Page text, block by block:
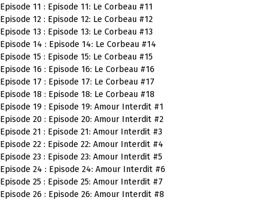
Episode 11 : Episode 11: Le Corbeau #11
Episode 12 : Episode 12: Le Corbeau #12
Episode 13 : Episode 13: Le Corbeau #13
Episode 14 : Episode 14: Le Corbeau #14
Episode 15 : Episode 15: Le Corbeau #15
Episode 16 : Episode 16: Le Corbeau #16
Episode 17 : Episode 17: Le Corbeau #17
Episode 18 : Episode 18: Le Corbeau #18
Episode 19 : Episode 19: Amour Interdit #1
Episode 20 : Episode 20: Amour Interdit #2
Episode 21 : Episode 21: Amour Interdit #3
Episode 22 : Episode 22: Amour Interdit #4
Episode 23 : Episode 23: Amour Interdit #5
Episode 24 : Episode 24: Amour Interdit #6
Episode 25 : Episode 25: Amour Interdit #7
Episode 26 : Episode 26: Amour Interdit #8